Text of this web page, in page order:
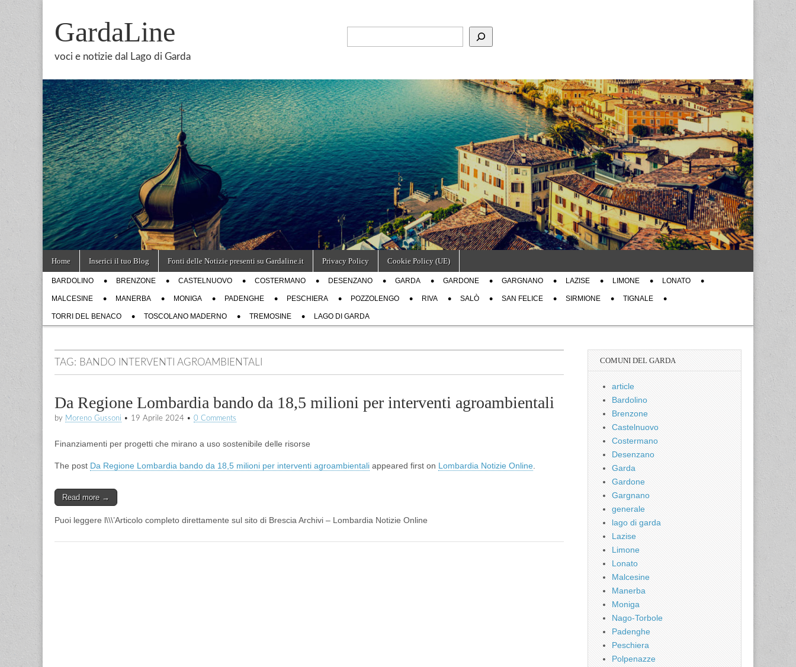
GardaLine
voci e notizie dal Lago di Garda
Main
menu
content
Home Inserici il tuo Blog Fonti delle Notizie presenti su Gardaline.it Privacy Policy Cookie Policy (UE)
SubBARDOLINO BRENZONE CASTELNUOVO COSTERMANO DESENZANO GARDA GARDONE GARGNANO LAZISE LIMONE LONATO
MALCESINE MANERBA MONIGA PADENGHE PESCHIERA POZZOLENGO RIVA SALÒ SAN FELICE SIRMIONE TIGNALE
TORRI DEL BENACO TOSCOLANO MADERNO TREMOSINE LAGO DI GARDA
TAG: BANDO INTERVENTI AGROAMBIENTALI
Da Regione Lombardia bando da 18,5 milioni per interventi agroambientali
by Moreno Gussoni • 19 Aprile 2024 • 0 Comments
Finanziamenti per progetti che mirano a uso sostenibile delle risorse
The post Da Regione Lombardia bando da 18,5 milioni per interventi agroambientali appeared first on Lombardia Notizie Online
Read more →
Puoi leggere l\\\’Articolo completo direttamente sul sito di Brescia Archivi – Lombardia Notizie Online
COMUNI DEL GARDA
article
Bardolino
Brenzone
Castelnuovo
Costermano
Desenzano
Garda
Gardone
Gargnano
generale
lago di garda
Lazise
Limone
Lonato
Malcesine
Manerba
Moniga
Nago-Torbole
Padenghe
Peschiera
Polpenazze